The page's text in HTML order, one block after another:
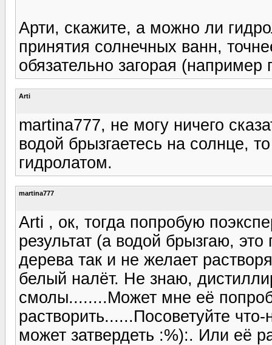
Арти, скажите, а можно ли
принятия солнечных ванн,
обязательно загорая
Arti
martina777, не могу ничего
водой брызгаетесь на солнце,
гидролатом.
martina777
Arti , ок, тогда попробую
результат (а водой брызгаю,
дерева так и не желает
белый налёт. Не знаю,
смолы........Может мне её
растворить......Посоветуйте
может затвердеть :%):. Или её